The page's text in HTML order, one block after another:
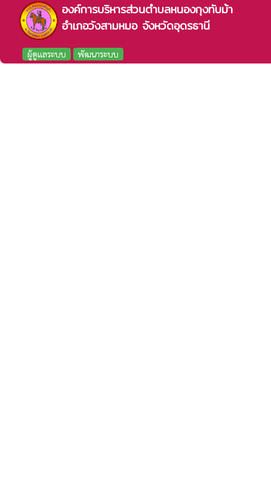
องค์การบริหารส่วนตำบลหนองกุงทับม้า
อำเภอวังสามหมอ จังหวัดอุดรธานี
ผู้ดูแลระบบ พัฒนาระบบ